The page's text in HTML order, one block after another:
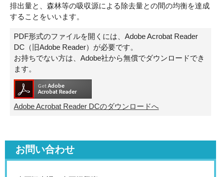
排出量と、森林等の吸収源による除去量との間の均衡を達成
することをいいます。
PDF形式のファイルを開くには、Adobe Acrobat Reader
DC（旧Adobe Reader）が必要です。
お持ちでない方は、Adobe社から無償でダウンロードでき
ます。
Adobe Acrobat Reader DCのダウンロードへ
お問い合わせ